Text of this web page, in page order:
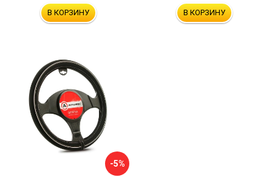
В КОРЗИНУ В КОРЗИНУ
-5%